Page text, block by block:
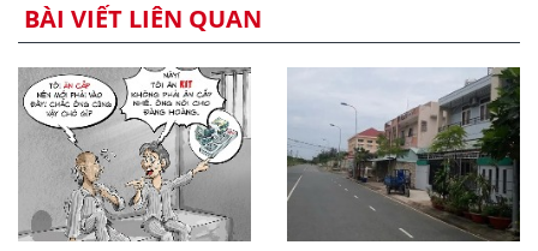
BÀI VIẾT LIÊN QUAN